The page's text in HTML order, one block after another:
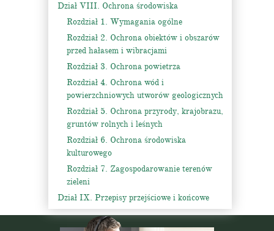
Dział VIII. Ochrona środowiska
Rozdział 1. Wymagania ogólne
Rozdział 2. Ochrona obiektów i obszarów
przed hałasem i wibracjami
Rozdział 3. Ochrona powietrza
Rozdział 4. Ochrona wód i
powierzchniowych utworów geologicznych
Rozdział 5. Ochrona przyrody, krajobrazu,
gruntów rolnych i leśnych
Rozdział 6. Ochrona środowiska
kulturowego
Rozdział 7. Zagospodarowanie terenów
zieleni
Dział IX. Przepisy przejściowe i końcowe